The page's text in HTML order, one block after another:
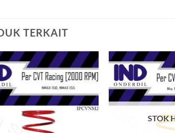
TERKAIT
Tambahkan
ke Wishlist
STOK